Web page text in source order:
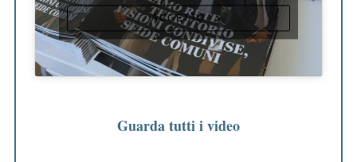
ACCETTO
Guarda tutti i video